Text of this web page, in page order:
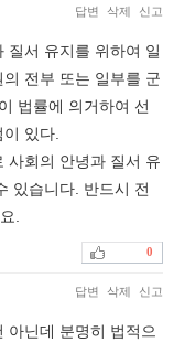
답변 삭제 신고
질서 유지를 위하여 일
전부 또는 일부를 군
법률에 의거하여 선
이 있다.
사회의 안녕과 질서 유
있습니다. 반드시 전
.
0
답변 삭제 신고
아닌데 분명히 법적으